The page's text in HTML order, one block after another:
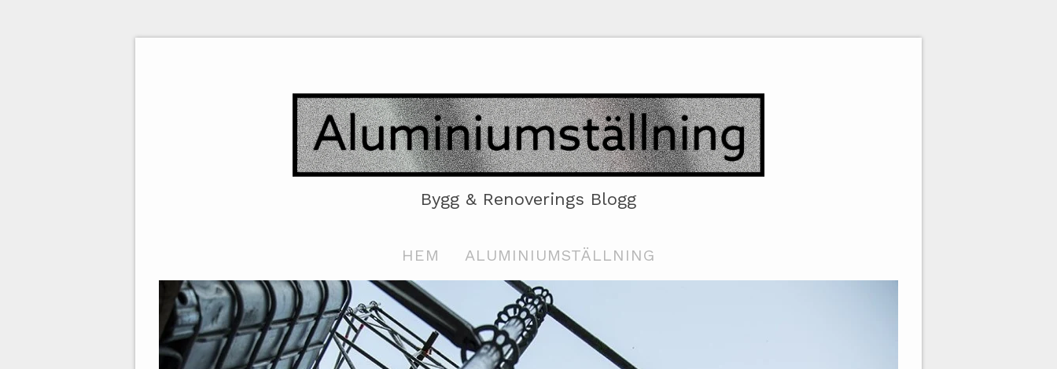
Bygg & Renoverings Blogg
HEM ALUMINIUMSTÄLLNING